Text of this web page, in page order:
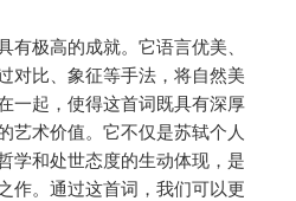
极高的成就。它语言优美、
对比、象征等手法，将自然美
一起，使得这首词既具有深厚
艺术价值。它不仅是苏轼个人
学和处世态度的生动体现，是
作。通过这首词，我们可以更